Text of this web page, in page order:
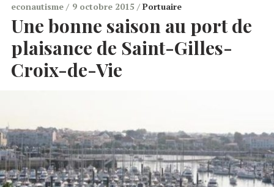
econautisme 9 octobre 2015 Portuaire
Une bonne saison au port de
plaisance de Saint-Gilles-
Croix-de-Vie